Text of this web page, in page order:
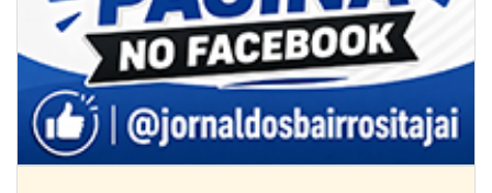
Limpeza de valas e ribeirões avança no interior de Itajaí
ITAJAÍ